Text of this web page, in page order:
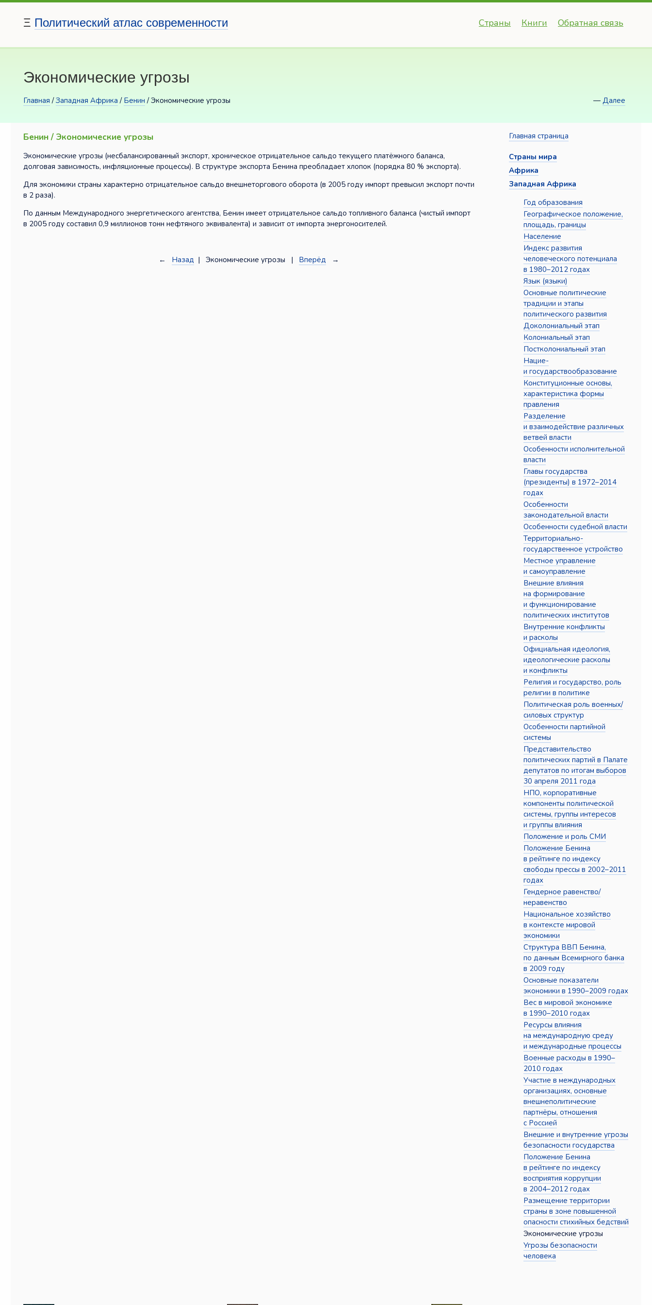
Ξ Политический атлас современности Страны Книги Обратная связь
Экономические угрозы
Главная /Западная Африка / Бенин / Экономические угрозы — Далее
Бенин / Экономические угрозы
Экономические угрозы (несбалансированный экспорт, хроническое отрицательное сальдо текущего платёжного баланса,
долговая зависимость, инфляционные процессы). В структуре экспорта Бенина преобладает хлопок (порядка 80 % экспорта).
Для экономики страны характерно отрицательное сальдо внешнеторгового оборота (в 2005 году импорт превысил экспорт почти
в 2 раза).
По данным Международного энергетического агентства, Бенин имеет отрицательное сальдо топливного баланса (чистый импорт
в 2005 году составил 0,9 миллионов тонн нефтяного эквивалента) и зависит от импорта энергоносителей.
← Назад | Экономические угрозы | Вперёд →
Главная страница
Страны мира
Африка
Западная Африка
Год образования
Географическое положение,
площадь, границы
Население
Индекс развития
человеческого потенциала
в 1980–2012 годах
Язык (языки)
Основные политические
традиции и этапы
политического развития
Доколониальный этап
Колониальный этап
Постколониальный этап
Нацие-
и государствообразование
Конституционные основы,
характеристика формы
правления
Разделение
и взаимодействие различных
ветвей власти
Особенности исполнительной
власти
Главы государства
(президенты) в 1972–2014
годах
Особенности
законодательной власти
Особенности судебной власти
Территориально-
государственное устройство
Местное управление
и самоуправление
Внешние влияния
на формирование
и функционирование
политических институтов
Внутренние конфликты
и расколы
Официальная идеология,
идеологические расколы
и конфликты
Религия и государство, роль
религии в политике
Политическая роль военных/
силовых структур
Особенности партийной
системы
Представительство
политических партий в Палате
депутатов по итогам выборов
30 апреля 2011 года
НПО, корпоративные
компоненты политической
системы, группы интересов
и группы влияния
Положение и роль СМИ
Положение Бенина
в рейтинге по индексу
свободы прессы в 2002–2011
годах
Гендерное равенство/
неравенство
Национальное хозяйство
в контексте мировой
экономики
Структура ВВП Бенина,
по данным Всемирного банка
в 2009 году
Основные показатели
экономики в 1990–2009 годах
Вес в мировой экономике
в 1990–2010 годах
Ресурсы влияния
на международную среду
и международные процессы
Военные расходы в 1990–
2010 годах
Участие в международных
организациях, основные
внешнеполитические
партнёры, отношения
с Россией
Внешние и внутренние угрозы
безопасности государства
Положение Бенина
в рейтинге по индексу
восприятия коррупции
в 2004–2012 годах
Размещение территории
страны в зоне повышенной
опасности стихийных бедствий
Экономические угрозы
Угрозы безопасности
человека